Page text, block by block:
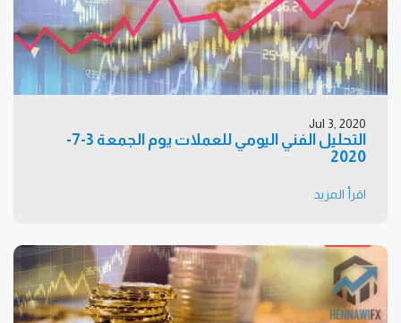
Jul 3, 2020
التحليل الفني اليومي للعملات يوم الجمعة 3-7-
2020
اقرأ المزيد